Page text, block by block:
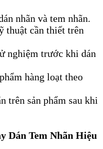
nhãn và tem nhãn.
thuật cần thiết trên
nghiệm trước khi dán
hàng loạt theo
trên sản phẩm sau khi
Dán Tem Nhãn Hiệu